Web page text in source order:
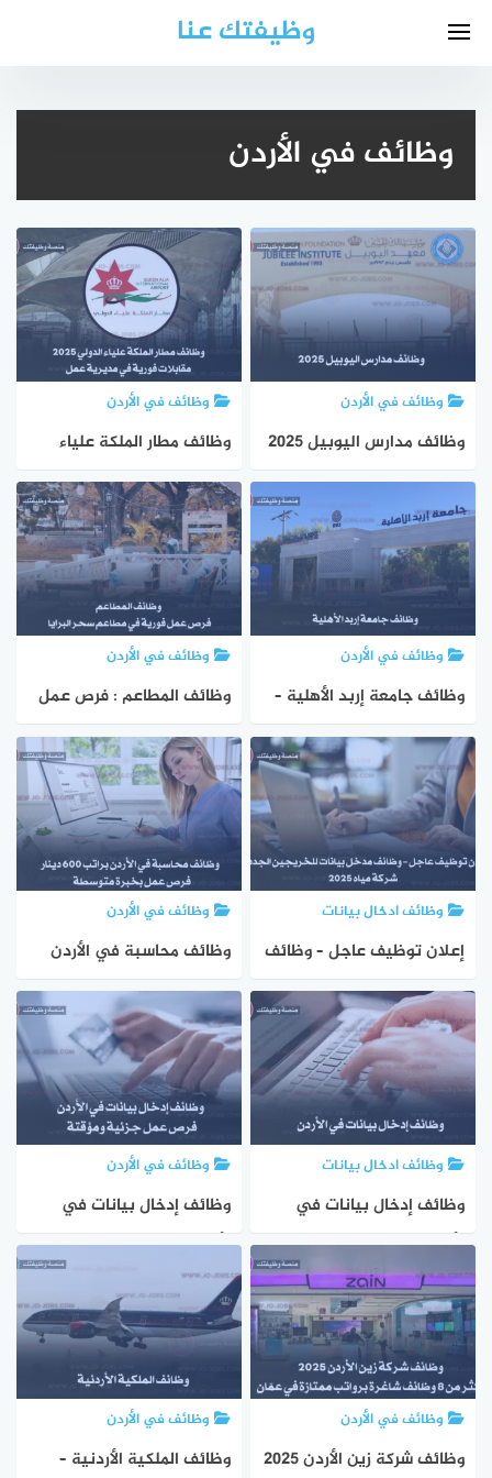
وظيفتك عنا
وظائف في الأردن
وظائف في الأردن
وظائف مدارس اليوبيل 2025
– مطلوب موظفين للعمل
وظائف في الأردن
وظائف مطار الملكة علياء
الدولي 2025 – مقابلات
فورية في مديرية عمل
وظائف في الأردن
وظائف جامعة إربد الأهلية –
شواغر في هيئة التدريس
(إعلان رقم 253)
وظائف في الأردن
وظائف المطاعم : فرص عمل
فورية في مطاعم سحر البرايا
وظائف ادخال بيانات
إعلان توظيف عاجل – وظائف
مدخل بيانات للخريجين
الجدد في شركة مياه البداية
2025
وظائف في الأردن
وظائف محاسبة في الأردن
براتب 600 دينار – فرص عمل
بخبرة متوسطة
وظائف ادخال بيانات
وظائف إدخال بيانات في
الأردن – فرص عمل مرنة
بدوام جزئي وكامل
وظائف في الأردن
وظائف إدخال بيانات في
الأردن – فرص عمل جزئية
ومؤقتة لعام 2025
وظائف في الأردن
وظائف شركة زين الأردن 2025
وظائف في الأردن
وظائف الملكية الأردنية –